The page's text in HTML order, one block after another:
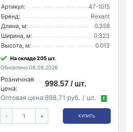
Артикул:
47-1015
Бренд:
Rexant
Длина, м:
0.358
Ширина, м:
0.323
Высота, м:
0.013
На складе 205 шт.
Обновлено 08.08.2026
Розничная
цена:
998.57 / шт.
Оптовая цена:898.71 руб. / шт. !
- + КУПИТЬ